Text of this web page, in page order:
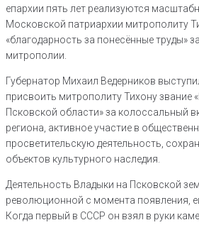
епархии пять лет реализуются
Московской патриархии митрополиту
«благодарность за понесённые труды»
митрополии.
Губернатор Михаил Ведерников
присвоить митрополиту Тихону звание
Псковской области» за колоссальный
региона, активное участие в
просветительскую деятельность,
объектов культурного наследия.
Деятельность Владыки на Псковской
революционной с момента появления,
Когда первый в СССР он взял в руки